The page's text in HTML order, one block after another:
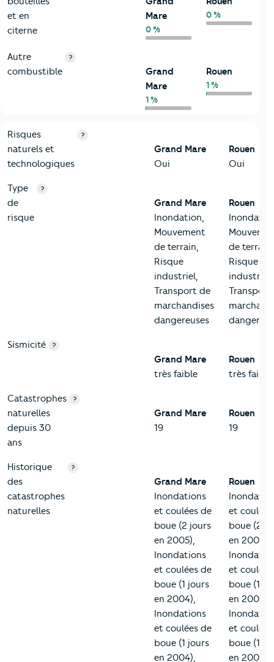
et en
citerne
Mare
0 %
0 %
Autre
combustible
?
Grand
Mare
1 %
Rouen
1 %
9-Diagnostic risques
Critères Grand Mare
Risques
naturels et
technologiques
?
Grand Mare
Oui
Rouen
Oui
Type
de
risque
?
Grand Mare
Inondation,
Mouvement
de terrain,
Risque
industriel,
Transport de
marchandises
dangereuses
Rouen
de terrain,
Risque
industriel,
Transport
Sismicité ?
Grand Mare
très faible
Rouen
très faible
Catastrophes
naturelles
depuis 30
ans
?
Grand Mare
19
Rouen
19
Historique
des
catastrophes
naturelles
?
Grand Mare
Inondations
et coulées de
boue (2 jours
en 2005),
Inondations
et coulées de
boue (1 jours
en 2004),
Inondations
et coulées de
boue (1 jours
en 2004),
Rouen
et
boue (2
en 2005),
et
boue (1
en 2004),
et
boue (1
en 2004),